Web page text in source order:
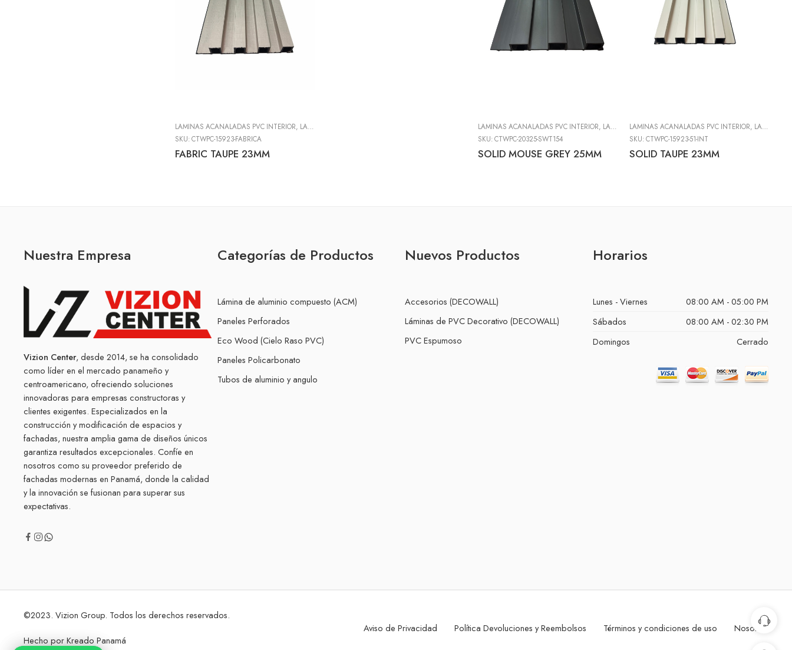
LAMINAS ACANALADAS PVC INTERIOR, LÁMINAS DE PVC DECORATIVO (DECOWALL)
LÁMINAS DECOWALL
SKU:CTWPC-15923-FABRICA
FABRIC TAUPE 23MM
LAMINAS ACANALADAS PVC INTERIOR, LÁMINAS DE PVC DECORATIVO (DECOWALL) ,LÁMINAS
SKU:CTWPC-20325-SWT154
SOLID MOUSE GREY 25MM
LAMINAS ACANALADAS PVC INTERIOR, LÁMINAS DE PVC DECORATIVO (DECOWALL)
SKU:CTWPC-15923-51-INT
SOLID TAUPE 23MM
Nuestra Empresa
Vizion Center, desde 2014, se ha consolidado
como líder en el mercado panameño y
centroamericano, ofreciendo soluciones
innovadoras para empresas constructoras y
clientes exigentes. Especializados en la
construcción y modificación de espacios y
fachadas, nuestra amplia gama de diseños únicos
garantiza resultados excepcionales. Confíe en
nosotros como su proveedor preferido de
fachadas modernas en Panamá, donde la calidad
y la innovación se fusionan para superar sus
expectativas.
Categorías de Productos
Lámina de aluminio compuesto (ACM)
Paneles Perforados
Eco Wood (Cielo Raso PVC)
Paneles Policarbonato
Tubos de aluminio y angulo
Nuevos Productos
Accesorios (DECOWALL)
Láminas de PVC Decorativo (DECOWALL)
PVC Espumoso
Horarios
Lunes - Viernes
08:00 AM - 05:00 PM
Sábados
08:00 AM - 02:30 PM
Domingos
Cerrado
©2023. Vizion Group. Todos los derechos reservados.
Hecho porKreado Panamá
Aviso de Privacidad Política Devoluciones y Reembolsos Términos y condiciones de uso Nosotros